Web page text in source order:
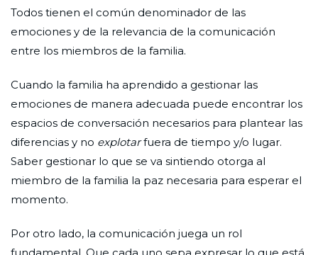
Todos tienen el común denominador de las
emociones y de la relevancia de la comunicación
entre los miembros de la familia.
Cuando la familia ha aprendido a gestionar las
emociones de manera adecuada puede encontrar los
espacios de conversación necesarios para plantear las
diferencias y no explotarfuera de tiempo y/o lugar.
Saber gestionar lo que se va sintiendo otorga al
miembro de la familia la paz necesaria para esperar el
momento.
Por otro lado, la comunicación juega un rol
fundamental. Que cada uno sepa expresar lo que está